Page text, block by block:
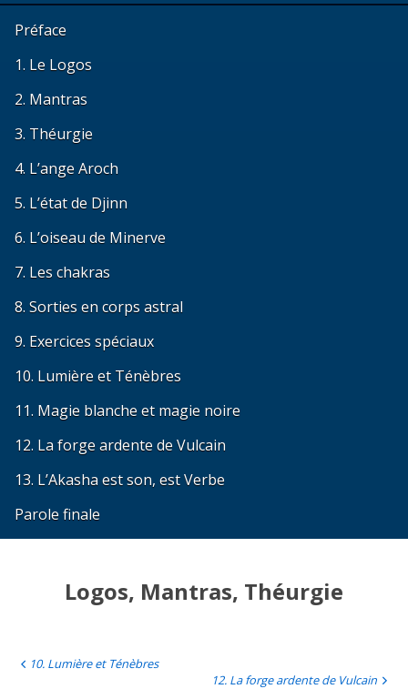
Préface
1. Le Logos
2. Mantras
3. Théurgie
4. L’ange Aroch
5. L’état de Djinn
6. L’oiseau de Minerve
7. Les chakras
8. Sorties en corps astral
9. Exercices spéciaux
10. Lumière et Ténèbres
11. Magie blanche et magie noire
12. La forge ardente de Vulcain
13. L’Akasha est son, est Verbe
Parole finale
Logos, Mantras, Théurgie
10. Lumière et Ténèbres
12. La forge ardente de Vulcain